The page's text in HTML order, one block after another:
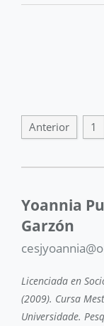
Anterior 1
Yoannia
Garzón
Licenciada en
(2009). Cursa
Universidade.